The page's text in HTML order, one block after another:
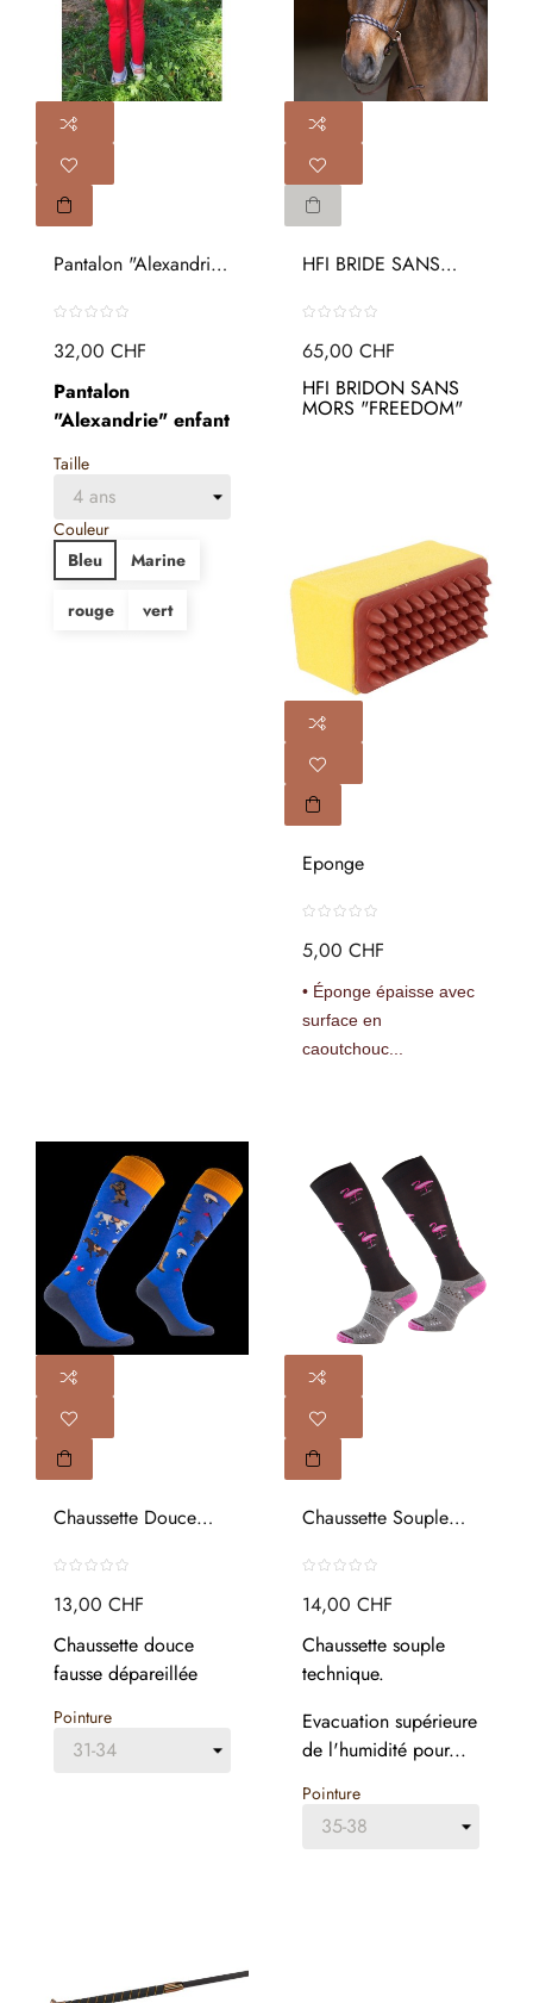
Pantalon "Alexandrie"
32,00 CHF
Pantalon
"Alexandrie" enfant
Taille
Couleur
Bleu
Marine
rouge vert
HFI BRIDE SANS
65,00 CHF
HFI BRIDON SANS
MORS "FREEDOM"
Eponge
5,00 CHF
• Éponge épaisse avec
surface en
caoutchouc...
Chaussette Douce
13,00 CHF
Chaussette douce
fausse dépareillée
Pointure
Chaussette Souple
14,00 CHF
Chaussette souple
technique.
Evacuation supérieure
de l'humidité pour...
Pointure